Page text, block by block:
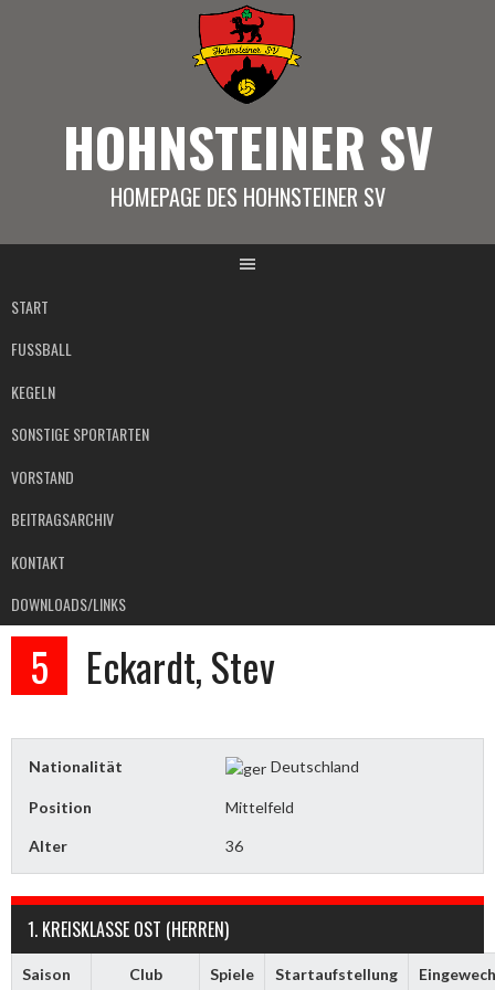
HOHNSTEINER SV
HOMEPAGE DES HOHNSTEINER SV
START
FUSSBALL
KEGELN
SONSTIGE SPORTARTEN
VORSTAND
BEITRAGSARCHIV
KONTAKT
DOWNLOADS/LINKS
5 Eckardt, Stev
Nationalität Deutschland
Position Mittelfeld
Alter 36
1. KREISKLASSE OST (HERREN)
Saison Club Spiele Startaufstellung